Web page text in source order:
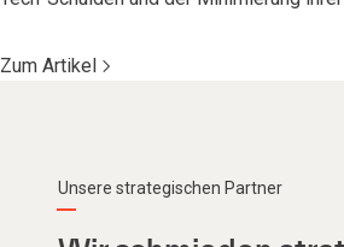
Zum Artikel
Unsere strategischen Partner